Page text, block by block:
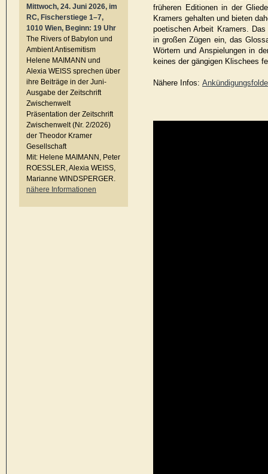
Mittwoch, 24. Juni 2026, im
RC, Fischerstiege 1–7,
1010 Wien, Beginn: 19 Uhr
The Rivers of Babylon und
Ambient Antisemitism
Helene MAIMANN und
Alexia WEISS sprechen über
ihre Beiträge in der Juni-
Ausgabe der Zeitschrift
Zwischenwelt
Präsentation der Zeitschrift
Zwischenwelt (Nr. 2/2026)
der Theodor Kramer
Gesellschaft
Mit: Helene MAIMANN, Peter
ROESSLER, Alexia WEISS,
Marianne WINDSPERGER.
nähere Informationen
früheren Editionen in der
Kramers gehalten und bieten
poetischen Arbeit Kramers.
in großen Zügen ein, das
Wörtern und Anspielungen in
keines der gängigen Klischees
Nähere Infos: